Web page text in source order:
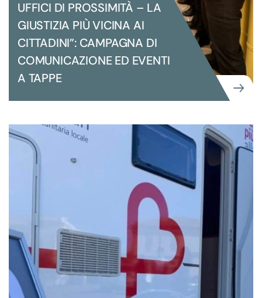
UFFICI DI PROSSIMITÀ – LA
GIUSTIZIA PIÙ VICINA AI
CITTADINI”: CAMPAGNA DI
COMUNICAZIONE ED EVENTI
A TAPPE
COMUNICAZIONE
GRANDI EVENTI ISTITUZIONALI
UFFICI DI PROSSIMITÀ – LA GIUSTIZIA
PIÙ VICINA AI CITTADINI”: CAMPAGNA
DI COMUNICAZIONE ED EVENTI A
TAPPE